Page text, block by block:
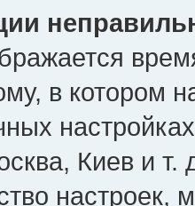
в котором
Киев и т.
настроек,